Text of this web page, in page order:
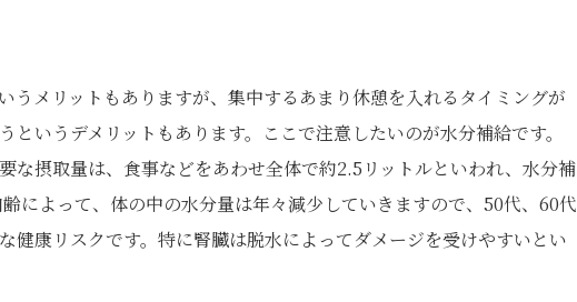
うメリットもありますが、集中するあまり休憩を入れるタイミングが
いうデメリットもあります。ここで注意したいのが水分補給です。
な摂取量は、食事などをあわせ全体で約2.5リットルといわれ、水分補
によって、体の中の水分量は年々減少していきますので、50代、60代
健康リスクです。特に腎臓は脱水によってダメージを受けやすいとい